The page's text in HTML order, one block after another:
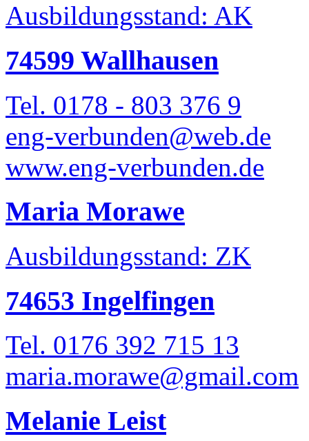
Ausbildungsstand: AK
74599 Wallhausen
Tel. 0178 - 803 376 9
eng-verbunden@web.de
www.eng-verbunden.de
Maria Morawe
Ausbildungsstand: ZK
74653 Ingelfingen
Tel. 0176 392 715 13
maria.morawe@gmail.com
Melanie Leist